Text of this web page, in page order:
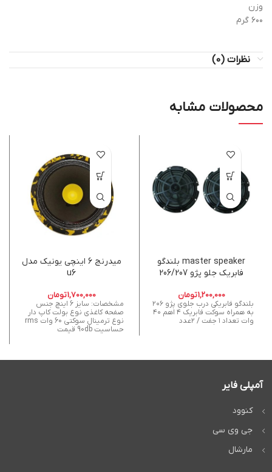
وزن
۶۰۰ گرم
نظرات (0)
محصولات مشابه
master speaker بلندگو
فابریک جلو پژو 206/207
1,200,000تومان
بلندگو فابریکی درب جلوی پژو ۲۰۶
به همراه سوکت فابریک ۴ اهم ۴۰
وات تعداد ۱ جفت / ۲عدد
میدرنج 6 اینچی یونیک مدل
u6
1,700,000تومان
مشخصات: سایز 6 اینچ جنس
صفحه کاغذی نوع بولت کاپ دار
نوع ترمینال سوکتی 60 وات rms
حساسیت 90db قیمت
آمپلی فایر
کنوود
جی وی سی
مارشال